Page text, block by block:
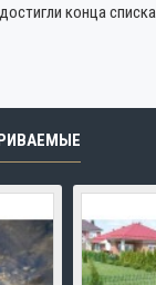
конца списка.